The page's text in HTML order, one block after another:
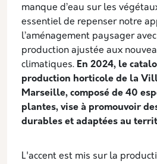
manque d’eau sur les
essentiel de repenser notre
l’aménagement paysager
production ajustée aux
climatiques. En 2024, le
production horticole de la
Marseille, composé de 40
plantes, vise à promouvoir
durables et adaptées au
L'accent est mis sur la